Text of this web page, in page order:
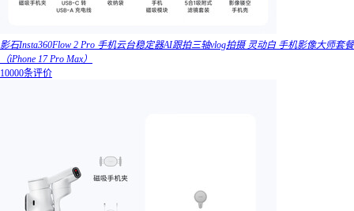
影石Insta360Flow 2 Pro 手机云台稳定器AI跟拍三轴vlog拍摄 灵动白 手机影像大师套餐
（iPhone 17 Pro Max）
10000条评价